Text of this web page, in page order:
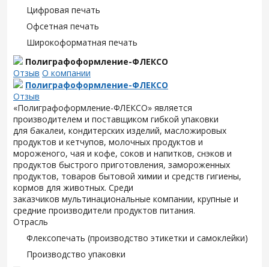
Цифровая печать
Офсетная печать
Широкоформатная печать
Полиграфоформление-ФЛЕКСО
Отзыв О компании
Полиграфоформление-ФЛЕКСО
Отзыв
«Полиграфоформление-ФЛЕКСО» является
производителем и поставщиком гибкой упаковки
для бакалеи, кондитерских изделий, масложировых
продуктов и кетчупов, молочных продуктов и
мороженого, чая и кофе, соков и напитков, снэков и
продуктов быстрого приготовления, замороженных
продуктов, товаров бытовой химии и средств гигиены,
кормов для животных. Среди
заказчиков мультинациональные компании, крупные и
средние производители продуктов питания.
Отрасль
Флексопечать (производство этикетки и самоклейки)
Производство упаковки